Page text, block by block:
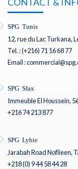
SPG Tunis
12, rue du Lac Turkana,
Tel. : (+216) 71 16 68 77
Email :
SPG Sfax
Immeuble El Houssein,
+216 74 213 877
SPG Lybie
Jarabah Road Noflieen,
+218 (0) 9 44 58 44 28